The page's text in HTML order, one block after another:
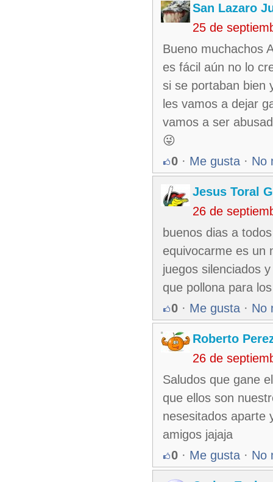
San Lazaro
25 de
Bueno muchachos
es fácil aún no lo
si se portaban bien
les vamos a dejar
vamos a ser
😜
0 · Me gusta · No
Jesus Toral
26 de
buenos dias a
equivocarme es un
juegos silenciados
que pollona para
0 · Me gusta · No
Roberto
26 de
Saludos que gane
que ellos son
nesesitados aparte
amigos jajaja
0 · Me gusta · No